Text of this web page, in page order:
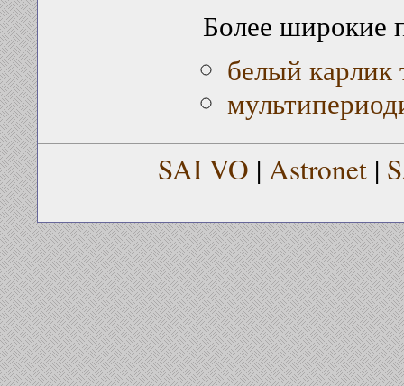
Более широкие
белый карлик
SAI VO | Astronet |